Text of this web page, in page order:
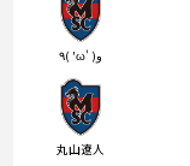
٩( 'ω' )و
丸山遼人